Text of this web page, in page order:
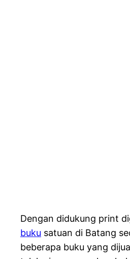
Dengan didukung print
buku satuan di Batang
beberapa buku yang